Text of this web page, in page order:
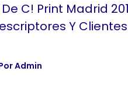
C! Print Madrid
Y Clientes
Admin